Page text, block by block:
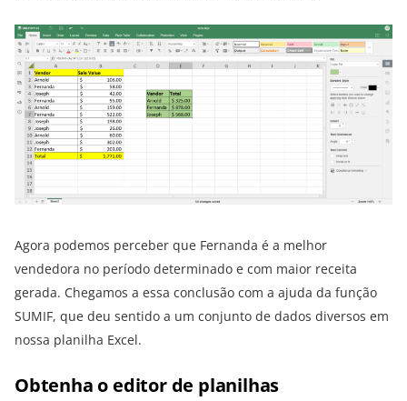
Agora podemos perceber que Fernanda é a melhor
vendedora no período determinado e com maior receita
gerada. Chegamos a essa conclusão com a ajuda da função
SUMIF, que deu sentido a um conjunto de dados diversos em
nossa planilha Excel.
Obtenha o editor de planilhas